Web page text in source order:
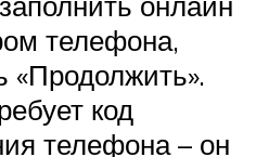
телефона,
«Продолжить».
код
телефона – он